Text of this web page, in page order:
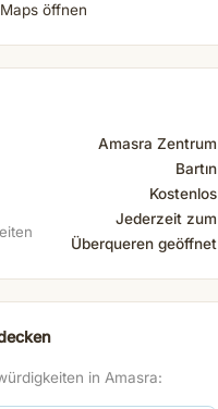
öffnen
Amasra Zentrum
Bartın
Kostenlos
Jederzeit zum
Überqueren geöffnet
in Amasra: